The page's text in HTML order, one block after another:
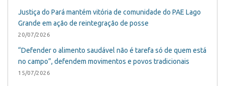
Justiça do Pará mantém vitória de comunidade do PAE Lago
Grande em ação de reintegração de posse
20/07/2026
“Defender o alimento saudável não é tarefa só de quem está
no campo”, defendem movimentos e povos tradicionais
15/07/2026